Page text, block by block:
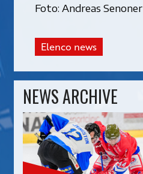
Foto: Andreas Senoner
Elenco news
NEWS ARCHIVE